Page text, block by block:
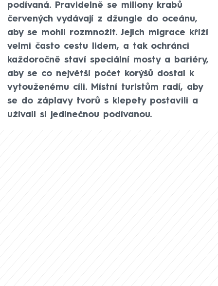
podívaná. Pravidelně se miliony krabů
červených vydávají z džungle do oceánu,
aby se mohli rozmnožit. Jejich migrace kříží
velmi často cestu lidem, a tak ochránci
každoročně staví speciální mosty a bariéry,
aby se co největší počet korýšů dostal k
vytouženému cíli. Místní turistům radí, aby
se do záplavy tvorů s klepety postavili a
užívali si jedinečnou podívanou.